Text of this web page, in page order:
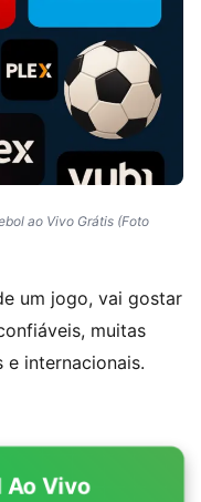
ao Vivo Grátis (Foto
um jogo, vai gostar
muitas
internacionais.
Ao Vivo